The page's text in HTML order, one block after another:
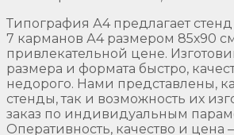
Типография А4 предлагает
7 карманов А4 размером 85х90
привлекательной цене.
размера и формата быстро,
недорого. Нами представлены,
стенды, так и возможность их
заказ по индивидуальным
Оперативность, качество и цена